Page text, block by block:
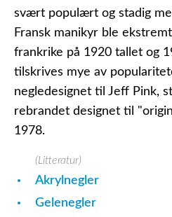
svært populært og stadig
Fransk manikyr ble
frankrike på 1920 tallet og
tilskrives mye av
negledesignet til Jeff Pink,
rebrandet designet til
1978.
(Litteratur)
Akrylnegler
Gelenegler